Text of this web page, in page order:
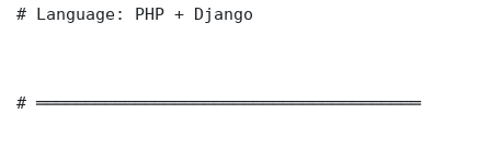
# Language: PHP + Django
# ═══════════════════════════════════════